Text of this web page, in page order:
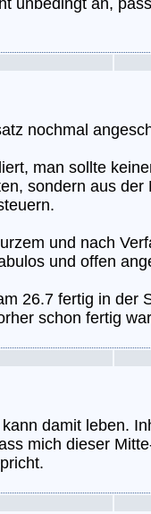
unbedingt an,
nochmal
man sollte
sondern aus
und nach
und offen
26.7 fertig in der
schon fertig
damit leben.
mich dieser